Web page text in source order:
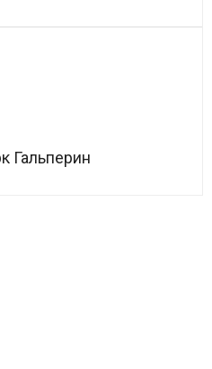
Гальперин